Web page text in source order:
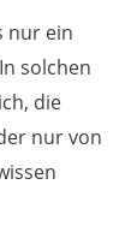
nur ein
solchen
die
nur von